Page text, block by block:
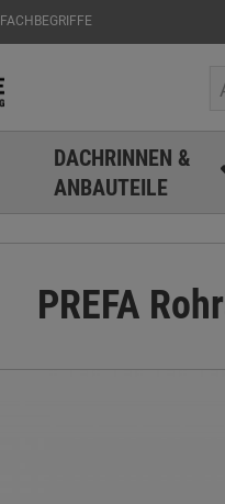
FACHBEGRIFFE
DACHRINNEN &
ANBAUTEILE
PREFA